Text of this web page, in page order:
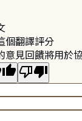
個翻譯評分
意見回饋將用於